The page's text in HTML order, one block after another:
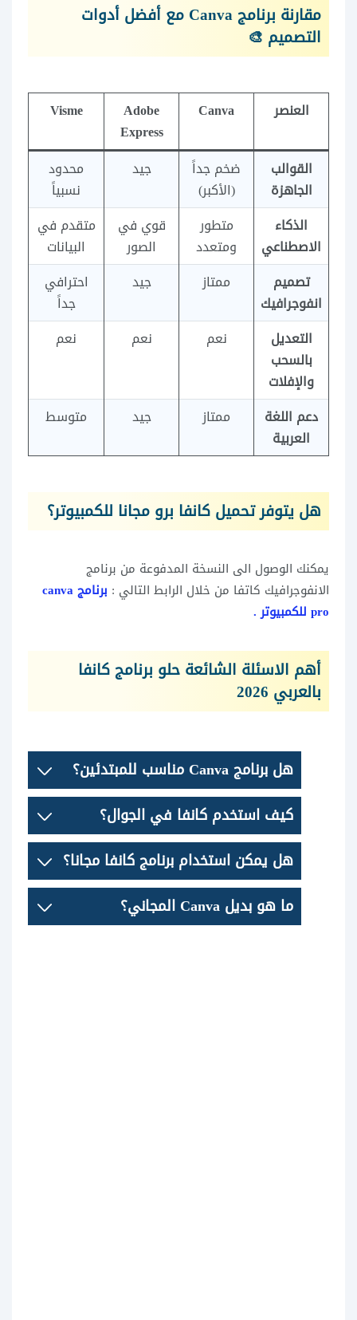
مقارنة برنامج Canva مع أفضل أدوات
التصميم 🎨
العنصر Canva
Adobe
Express
Visme
القوالب
الجاهزة
ضخم جداً
(الأكبر)
جيد
محدود
نسبياً
الذكاء
الاصطناعي
متطور
ومتعدد
قوي في
الصور
متقدم في
البيانات
تصميم
انفوجرافيك
ممتاز جيد
احترافي
جداً
التعديل
بالسحب
والإفلات
نعم نعم نعم
دعم اللغة
العربية
ممتاز جيد متوسط
هل يتوفر تحميل كانفا برو مجانا للكمبيوتر؟
يمكنك الوصول الى النسخة المدفوعة من برنامج
الانفوجرافيك كاتفا من خلال الرابط التالي :
برنامج canva
pro للكمبيوتر .
أهم الاسئلة الشائعة حلو برنامج كانفا
بالعربي 2026
هل برنامج Canva مناسب للمبتدئين؟
كيف استخدم كانفا في الجوال؟
هل يمكن استخدام برنامج كانفا مجانا؟
ما هو بديل Canva المجاني؟